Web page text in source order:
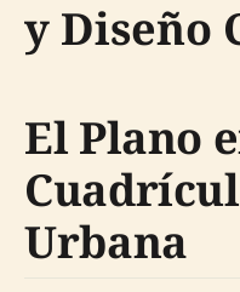
y Diseño
El Plano
Urbana